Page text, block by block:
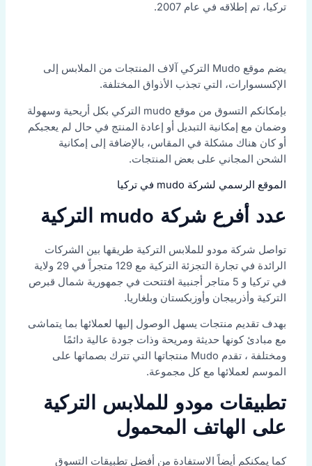
تركيا، تم إطلاقه في عام 2007.
يضم موقع Mudo التركي آلاف المنتجات من الملابس إلى
الإكسسوارات، التي تجذب الأذواق المختلفة.
بإمكانكم التسوق من موقع mudo التركي بكل أريحية وسهولة
وضمان مع إمكانية التبديل أو إعادة المنتج في حال لم يعجبكم
أو كان هناك مشكلة في المقاس، بالإضافة إلى إمكانية
الشحن المجاني على بعض المنتجات.
الموقع الرسمي لشركة mudo في تركيا
عدد أفرع شركة mudo التركية
تواصل شركة مودو للملابس التركية طريقها بين الشركات
الرائدة في تجارة التجزئة التركية مع 129 متجراً في 29 ولاية
في تركيا و 5 متاجر أجنبية افتتحت في جمهورية شمال قبرص
التركية وأذربيجان وأوزبكستان وبلغاريا.
بهدف تقديم منتجات يسهل الوصول إليها لعملائها بما يتماشى
مع مبادئ كونها حديثة ومريحة وذات جودة عالية دائمًا
ومختلفة ، تقدم Mudo منتجاتها التي تترك بصماتها على
الموسم لعملائها مع كل مجموعة.
تطبيقات مودو للملابس التركية
على الهاتف المحمول
كما يمكنكم أيضاً الاستفادة من أفضل تطبيقات التسوق